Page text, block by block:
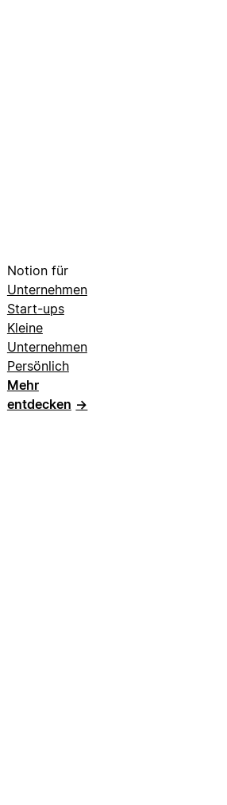
Notion für
Unternehmen
Start-ups
Kleine
Unternehmen
Persönlich
Mehr
entdecken →